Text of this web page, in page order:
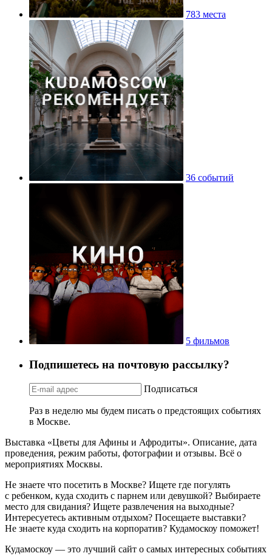
783 места
36 событий
5 фильмов
Подпишетесь на почтовую рассылку?
Подписаться
Раз в неделю мы будем писать о предстоящих событиях
в Москве.
Выставка «Цветы для Афины и Афродиты». Описание, дата
проведения, режим работы, фотографии и отзывы. Всё о
мероприятиях Москвы.
Не знаете что посетить в Москве? Ищете где погулять
с ребенком, куда сходить с парнем или девушкой? Выбираете
место для свидания? Ищете развлечения на выходные?
Интересуетесь активным отдыхом? Посещаете выставки?
Не знаете куда сходить на корпоратив? Кудамоскоу поможет!
Кудамоскоу — это лучший сайт о самых интересных событиях